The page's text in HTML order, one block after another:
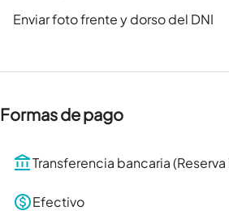
Enviar foto frente y dorso del DNI
Formas de pago
Transferencia bancaria
Efectivo